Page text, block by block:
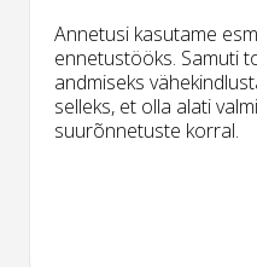
Annetusi kasutame
ennetustööks. Samuti
andmiseks
selleks, et olla alati
suurõnnetuste korral.